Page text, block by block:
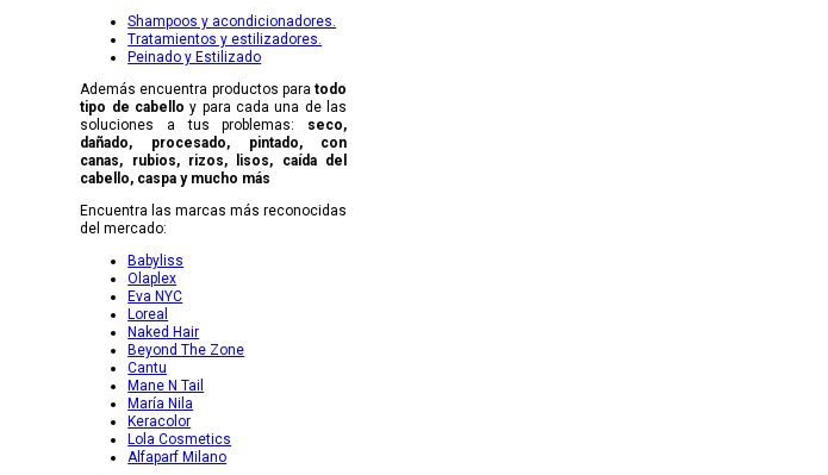
Shampoos y acondicionadores.
Tratamientos y estilizadores.
Peinado y Estilizado
Además encuentra productos paratodo
tipo de cabello y para cada una de las
soluciones a tus problemas: seco,
dañado, procesado, pintado, con
canas, rubios, rizos, lisos, caída del
cabello, caspa y mucho más
Encuentra las marcas más reconocidas
del mercado:
Babyliss
Olaplex
Eva NYC
Loreal
Naked Hair
Beyond The Zone
Cantu
Mane N Tail
María Nila
Keracolor
Lola Cosmetics
Alfaparf Milano